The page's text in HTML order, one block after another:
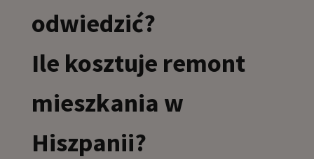
odwiedzić?
Ile kosztuje remont
mieszkania w
Hiszpanii?